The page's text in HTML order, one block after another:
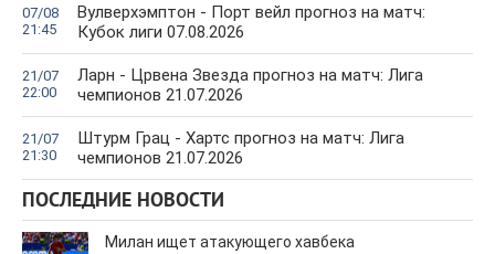
07/08
21:45
Вулверхэмптон - Порт вейл прогноз на матч:
Кубок лиги 07.08.2026
21/07
22:00
Ларн - Црвена Звезда прогноз на матч: Лига
чемпионов 21.07.2026
21/07
21:30
Штурм Грац - Хартс прогноз на матч: Лига
чемпионов 21.07.2026
ПОСЛЕДНИЕ НОВОСТИ
Милан ищет атакующего хавбека